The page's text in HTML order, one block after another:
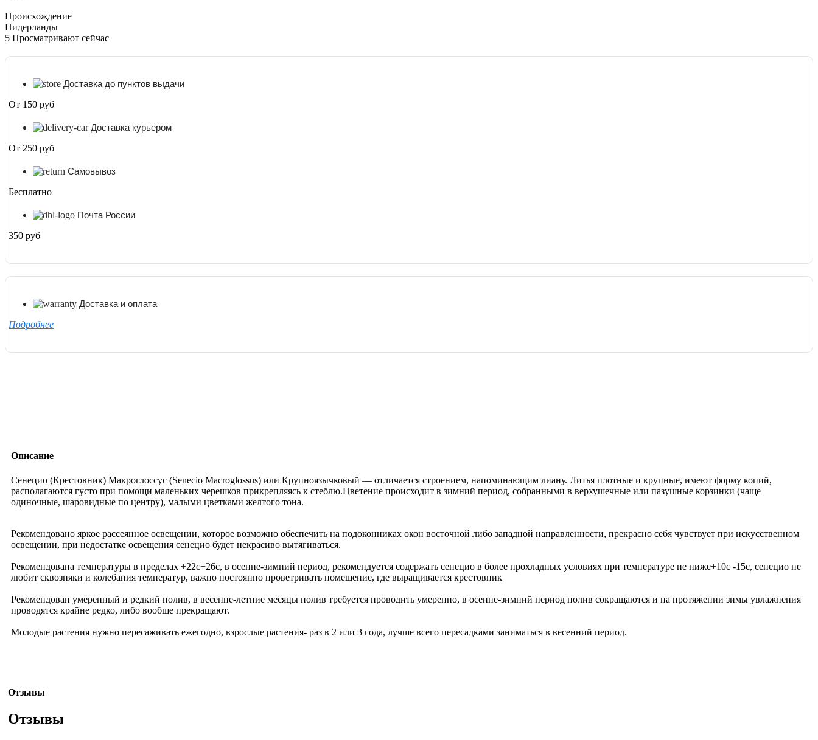
Происхождение
Нидерланды
5 Просматривают сейчас
Доставка до пунктов выдачи
От 150 руб
Доставка курьером
От 250 руб
Самовывоз
Бесплатно
Почта России
350 руб
Доставка и оплата
Подробнее
Описание
Сенецио (Крестовник) Макроглоссус (Senecio Macroglossus) или Крупноязычковый — отличается строением, напоминающим лиану. Литья плотные и крупные, имеют форму копий,
располагаются густо при помощи маленьких черешков прикрепляясь к стеблю.Цветение происходит в зимний период, собранными в верхушечные или пазушные корзинки (чаще
одиночные, шаровидные по центру), малыми цветками желтого тона.
Рекомендовано яркое рассеянное освещении, которое возможно обеспечить на подоконниках окон восточной либо западной направленности, прекрасно себя чувствует при искусственном
освещении, при недостатке освещения сенецио будет некрасиво вытягиваться.
Рекомендована температуры в пределах +22c+26c, в осенне-зимний период, рекомендуется содержать сенецио в более прохладных условиях при температуре не ниже+10c -15c, сенецио не
любит сквозняки и колебания температур, важно постоянно проветривать помещение, где выращивается крестовник
Рекомендован умеренный и редкий полив, в весенне-летние месяцы полив требуется проводить умеренно, в осенне-зимний период полив сокращаются и на протяжении зимы увлажнения
проводятся крайне редко, либо вообще прекращают.
Молодые растения нужно пересаживать ежегодно, взрослые растения- раз в 2 или 3 года, лучше всего пересадками заниматься в весенний период.
Отзывы
Отзывы